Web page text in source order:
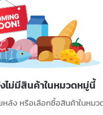
ไม่มีสินค้าในหมวดหมู่นี้
ลัง หรือเลือกซื้อสินค้าในหม